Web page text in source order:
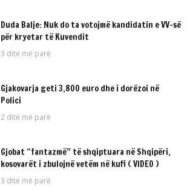
Duda Balje: Nuk do ta votojmë kandidatin e VV-së
për kryetar të Kuvendit
3 ditë më parë
Gjakovarja geti 3,800 euro dhe i dorëzoi në
Polici
2 ditë më parë
Gjobat “fantazmë” të shqiptuara në Shqipëri,
kosovarët i zbulojnë vetëm në kufi ( VIDEO )
3 ditë më parë